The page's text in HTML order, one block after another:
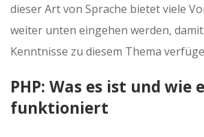
dieser Art von Sprache bietet viele
weiter unten eingehen werden,
Kenntnisse zu diesem Thema
PHP: Was es ist und wie
funktioniert